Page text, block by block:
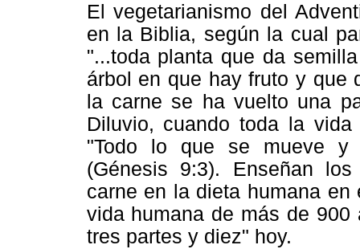
El vegetarianismo del
en la Biblia, según la cual
"...toda planta que da
árbol en que hay fruto y que
la carne se ha vuelto una
Diluvio, cuando toda la
"Todo lo que se mueve y
(Génesis 9:3). Enseñan
carne en la dieta humana
vida humana de más de
tres partes y diez" hoy.